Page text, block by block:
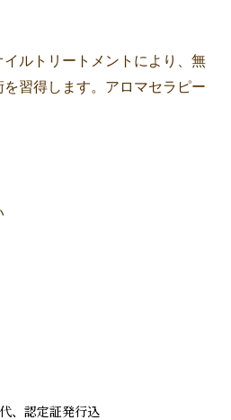
ルトリートメントにより、無
習得します。アロマセラピー
、認定証発行込